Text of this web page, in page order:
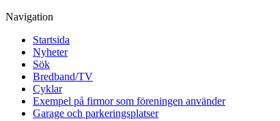
Navigation
Startsida
Nyheter
Sök
Bredband/TV
Cyklar
Exempel på firmor som föreningen använder
Garage och parkeringsplatser